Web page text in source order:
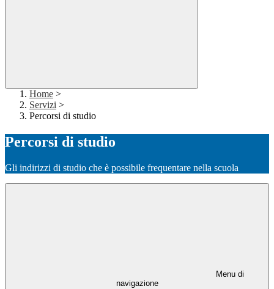
Home >
Servizi >
Percorsi di studio
Percorsi di studio
Gli indirizzi di studio che è possibile frequentare nella scuola
Menu di
navigazione